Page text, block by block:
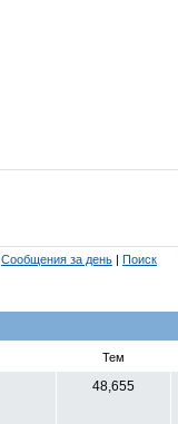
Сообщения за день | Поиск
Тем
48,655